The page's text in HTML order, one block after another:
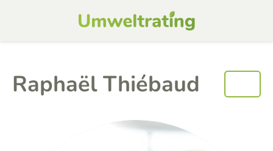
Raphaël Thiébaud